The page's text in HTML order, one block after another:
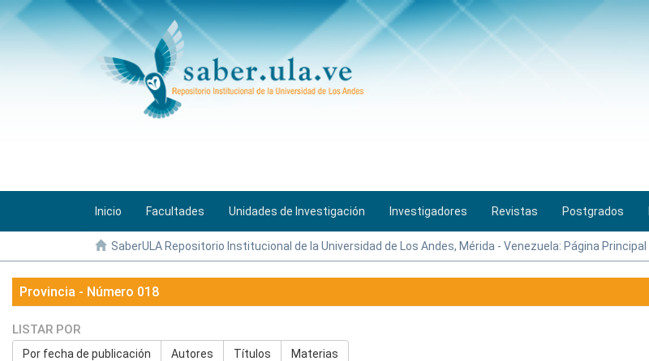
Inicio Facultades Unidades de Investigación Investigadores Revistas Postgrados
SaberULA Repositorio Institucional de la Universidad de Los Andes, Mérida - Venezuela: Página Principal
Provincia - Número 018
LISTAR POR
Por fecha de publicación Autores Títulos Materias